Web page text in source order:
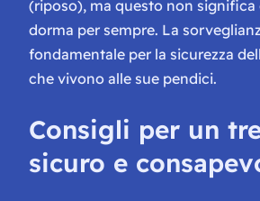
(riposo), ma questo non significa
dorma per sempre. La
fondamentale per la sicurezza
che vivono alle sue pendici.
Consigli per un
sicuro e